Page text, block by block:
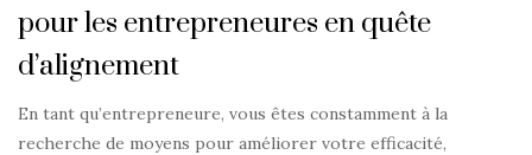
pour les entrepreneures en quête
d’alignement
En tant qu’entrepreneure, vous êtes constamment à la
recherche de moyens pour améliorer votre efficacité,